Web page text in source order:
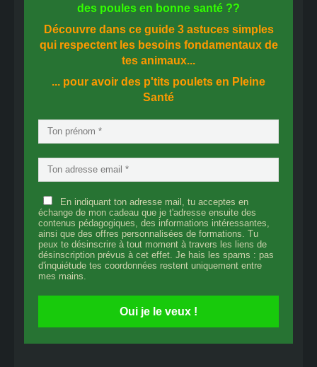
des poules en bonne santé ??
Découvre dans ce guide 3 astuces simples
qui respectent les besoins fondamentaux de
tes animaux...
... pour avoir des p'tits poulets en Pleine
Santé
En indiquant ton adresse mail, tu acceptes en
échange de mon cadeau que je t'adresse ensuite des
contenus pédagogiques, des informations intéressantes,
ainsi que des offres personnalisées de formations. Tu
peux te désinscrire à tout moment à travers les liens de
désinscription prévus à cet effet. Je hais les spams : pas
d'inquiétude tes coordonnées restent uniquement entre
mes mains.
Oui je le veux !